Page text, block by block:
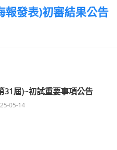
報發表)初審結果公告
31屆)~初試重要事項公告
05-14